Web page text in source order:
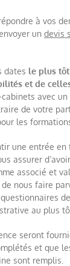
à vos
un devis
dates le plus
et de
avec un
de votre
les
une entrée
assurer
associé et
nous faire
au plus
seront
et que
sont remplis.